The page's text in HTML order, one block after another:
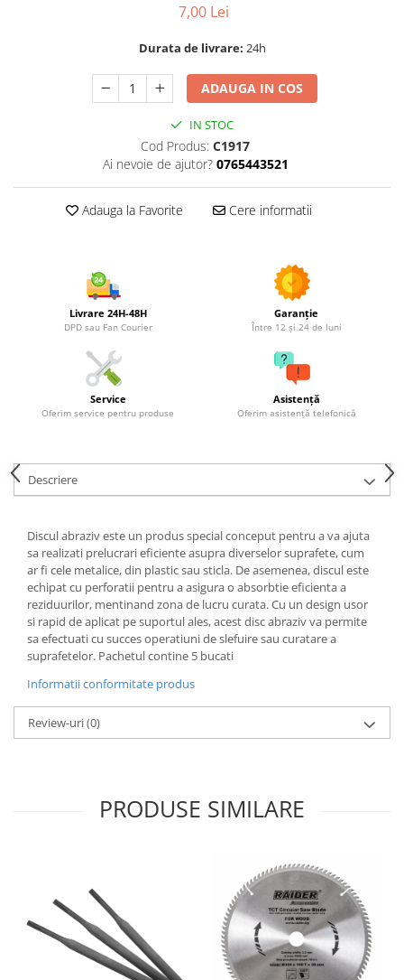
Tăvălugi pentru gazon
Distribuitoare de nisip
Utilaje agricole
Motocultoare
Motosape
Granulatoare furaje
Mori cereale
Semanatori manuale
Tocatori vegetatie
lemne
Pluguri
Rarițe
Freze de pamant
Grape
Cositori
Tocatoare agricole
Cultivatoare
Articole electrice
Prelungitoare
Sigurante electrice
Scule pentru construcții
Plasa sarma galvanizata zincata
Plasa sarma rabit
Sarma moale neagra pentru fierari
si dulgheri; sarma zincata; sarma
7,00 Lei
Durata de livrare: 24h
ADAUGA IN COS
IN STOC
Cod Produs: C1917
Ai nevoie de ajutor? 0765443521
Adauga la Favorite Cere informatii
Livrare 24H-48H
DPD sau Fan Courier
Garanție
Între 12 și 24 de luni
Service
Oferim service pentru produse
Asistență
Oferim asistență telefonică
Descriere
Discul abraziv este un produs special conceput pentru a va ajuta
sa realizati prelucrari eficiente asupra diverselor suprafete, cum
ar fi cele metalice, din plastic sau sticla. De asemenea, discul este
echipat cu perforatii pentru a asigura o absorbtie eficienta a
reziduurilor, mentinand zona de lucru curata. Cu un design usor
si rapid de aplicat pe suportul ales, acest disc abraziv va permite
sa efectuati cu succes operatiuni de slefuire sau curatare a
suprafetelor. Pachetul contine 5 bucati
Informatii conformitate produs
Review-uri(0)
PRODUSE SIMILARE